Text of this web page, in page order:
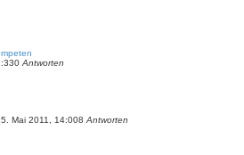
0 Antworten
Mai 2011, 14:008 Antworten